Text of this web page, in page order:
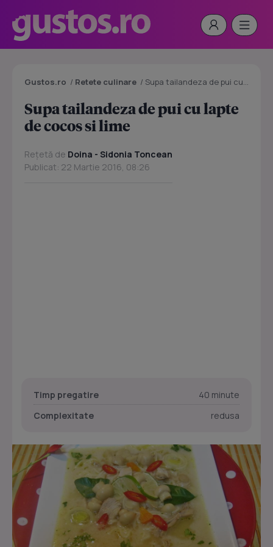
Gustos.ro / Retete culinare / Supa tailandeza de pui cu lapte de cocos si lime
Supa tailandeza de pui cu lapte
de cocos si lime
Rețetă de Doina - Sidonia Toncean
Publicat: 22 Martie 2016, 08:26
Timp pregatire
40 minute
Complexitate
redusa